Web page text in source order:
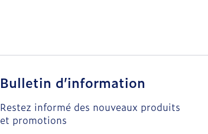
Bulletin d’information
Restez informé des nouveaux produits
et promotions